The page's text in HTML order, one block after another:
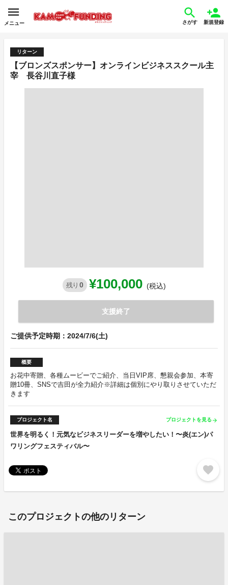
メニュー さがす 新規登録
リターン
【ブロンズスポンサー】オンラインビジネススクール主
宰 長谷川直子様
残り 0 ¥100,000 (税込)
支援終了
ご提供予定時期：2024/7/6(土)
概要
お花中寄贈、各種ムービーでご紹介、当日VIP席、懇親会参加、本寄
贈10冊、SNSで吉田が全力紹介※詳細は個別にやり取りさせていただ
きます
プロジェクト名 プロジェクトを見る arrow_forward
世界を明るく！元気なビジネスリーダーを増やしたい！〜炎(エン)パ
ワリングフェスティバル〜
favorite
このプロジェクトの他のリターン